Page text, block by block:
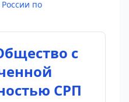
по
с
СРП